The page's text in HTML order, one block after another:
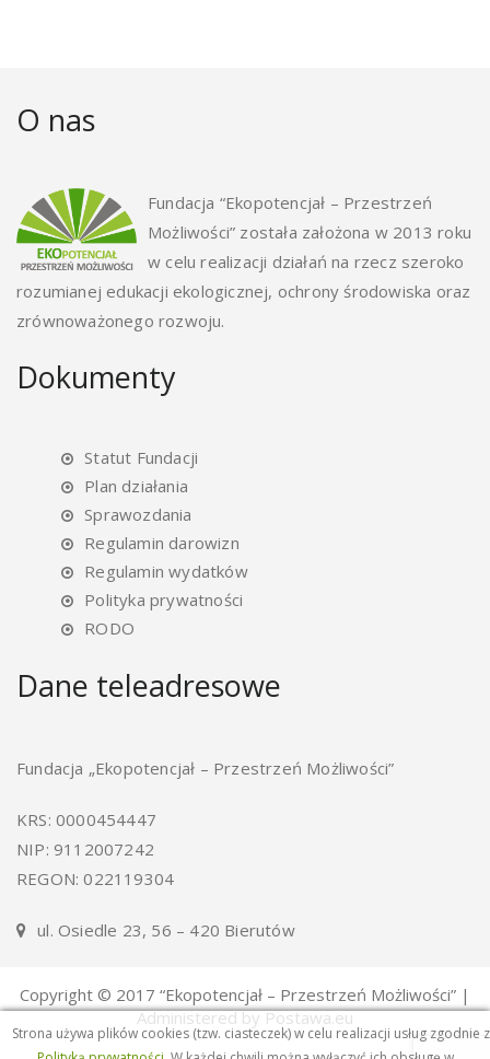
O nas
Fundacja “Ekopotencjał – Przestrzeń
Możliwości” została założona w 2013 roku
w celu realizacji działań na rzecz szeroko
rozumianej edukacji ekologicznej, ochrony środowiska oraz
zrównoważonego rozwoju.
Dokumenty
Statut Fundacji
Plan działania
Sprawozdania
Regulamin darowizn
Regulamin wydatków
Polityka prywatności
RODO
Dane teleadresowe
Fundacja „Ekopotencjał – Przestrzeń Możliwości”
KRS: 0000454447
NIP: 9112007242
REGON: 022119304
ul. Osiedle 23, 56 – 420 Bierutów
Copyright © 2017 “Ekopotencjał – Przestrzeń Możliwości” |
Administered by Postawa.eu
Strona używa plików cookies (tzw. ciasteczek) w celu realizacji usług zgodnie z